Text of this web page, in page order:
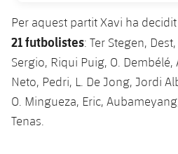
Accessibilitat
Instal·lacions
SUB8 B
Història
Palmarès
Fotos
Infantil A
Infantil B
Entrades
Resultats
Classificació
Calendari
Resultats
Jugadors
Actualitat
Juvenil
Cadet
Campus Verano
PLUSICON
MÉS
Primer equip
Per aquest partit Xavi ha
21 futbolistes: Ter Stegen,
Sergio, Riqui Puig, O.
Neto, Pedri, L. De Jong, Jordi
O. Mingueza, Eric,
Tenas.